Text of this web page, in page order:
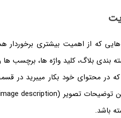
که از اهمیت بیشتری برخوردار
بندی بلاگ، کلید واژه ها، برچسب ها
که در محتوای خود بکار میبرید در
باشد.